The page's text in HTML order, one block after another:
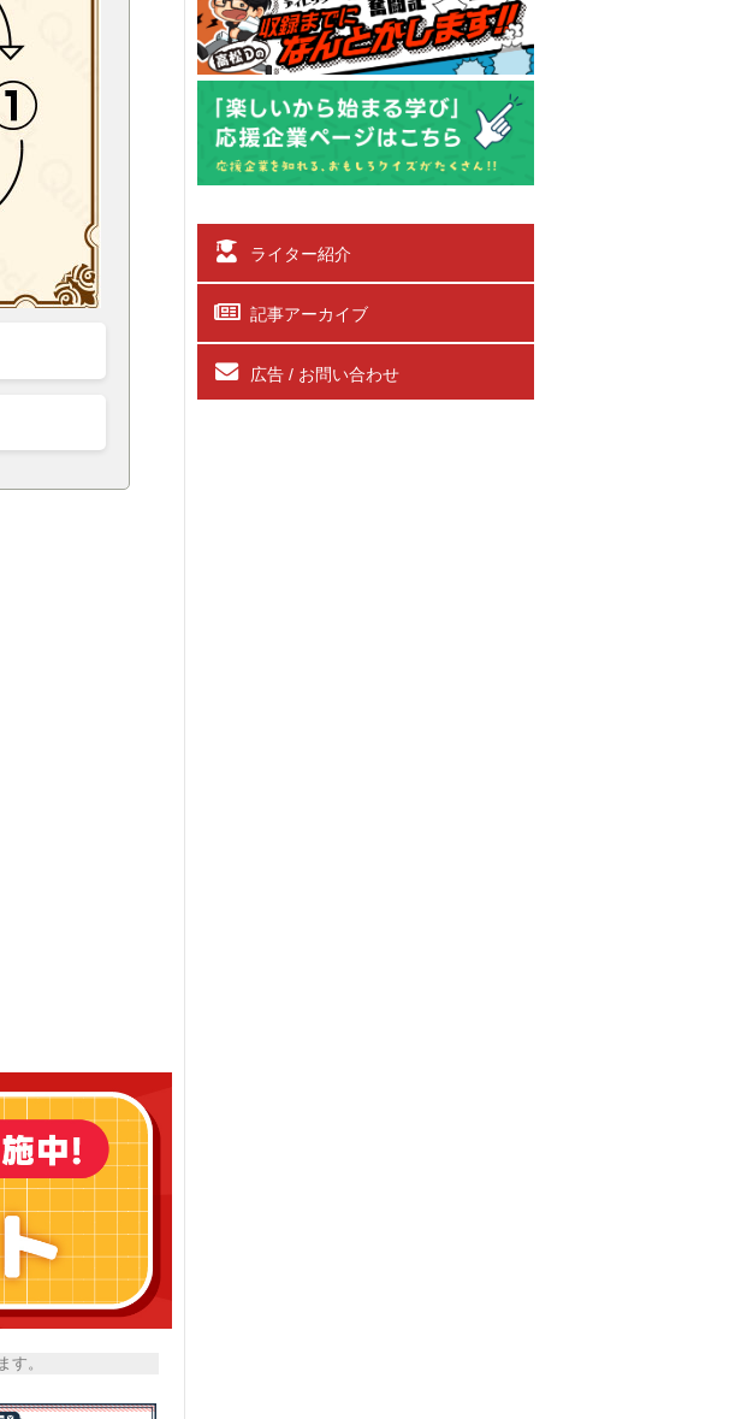
す。
ライター紹介
記事アーカイブ
広告 / お問い合わせ